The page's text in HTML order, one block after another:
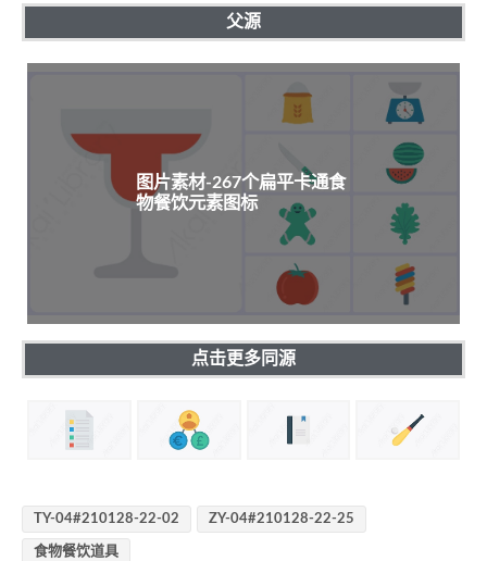
父源
图片素材-267个扁平卡通食
物餐饮元素图标
点击更多同源
TY-04#210128-22-02 ZY-04#210128-22-25
食物餐饮道具